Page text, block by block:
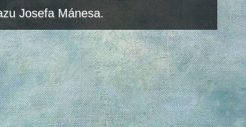
Josefa Mánesa.